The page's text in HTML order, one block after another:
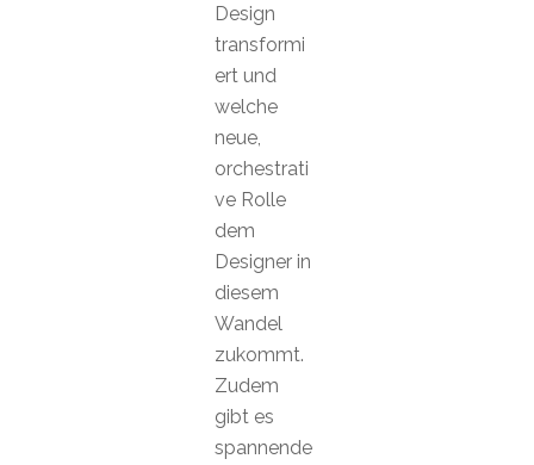
Design
transformi
ert und
welche
neue,
orchestrati
ve Rolle
dem
Designer in
diesem
Wandel
zukommt.
Zudem
gibt es
spannende